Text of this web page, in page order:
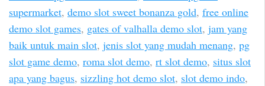
supermarket, demo slot sweet bonanza gold, free online
demo slot games, gates of valhalla demo slot, jam yang
baik untuk main slot, jenis slot yang mudah menang, pg
slot game demo, roma slot demo, rt slot demo, situs slot
apa yang bagus, sizzling hot demo slot, slot demo indo,